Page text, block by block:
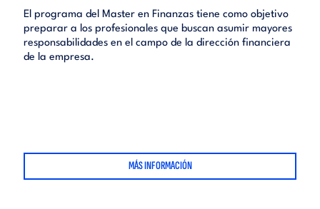
El programa del Master en Finanzas tiene como objetivo
preparar a los profesionales que buscan asumir mayores
responsabilidades en el campo de la dirección financiera
de la empresa.
MÁS INFORMACIÓN